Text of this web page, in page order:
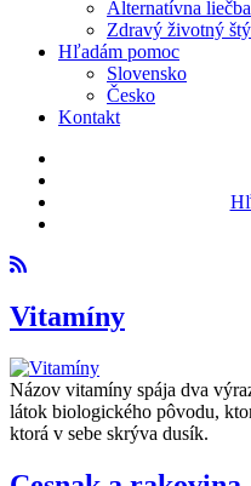
Alternatívna liečba
Zdravý životný
Hľadám pomoc
Slovensko
Česko
Kontakt
Vitamíny
Názov vitamíny spája dva
látok biologického pôvodu,
ktorá v sebe skrýva dusík.